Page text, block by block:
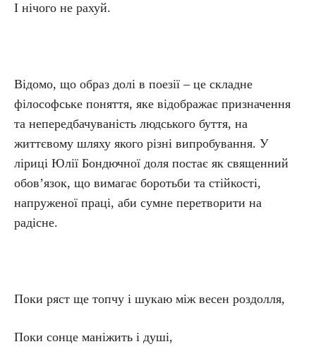
І нічого не рахуй.
Відомо, що образ долі в поезії – це складне
філософське поняття, яке відображає призначення
та непередбачуваність людського буття, на
життєвому шляху якого різні випробування. У
ліриці Юлії Бондючної доля постає як священний
обов’язок, що вимагає боротьби та стійкості,
напруженої праці, аби сумне перетворити на
радісне.
Поки ряст ще топчу і шукаю між весен роздолля,
Поки сонце маніжить і душі,